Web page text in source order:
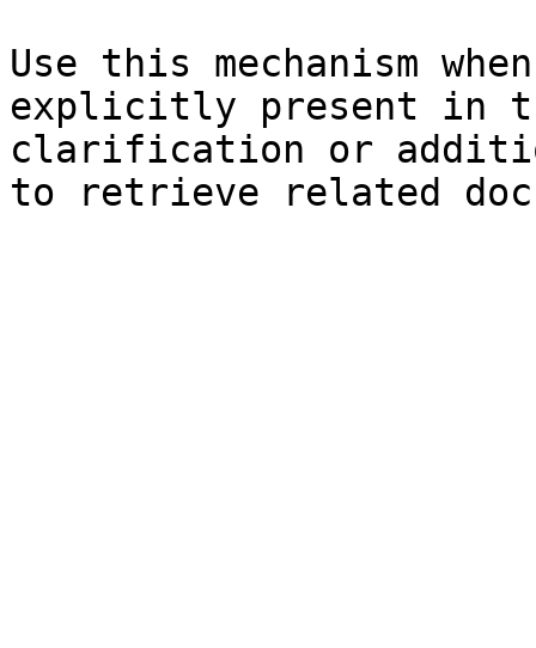
Use this mechanism
explicitly present in
clarification or